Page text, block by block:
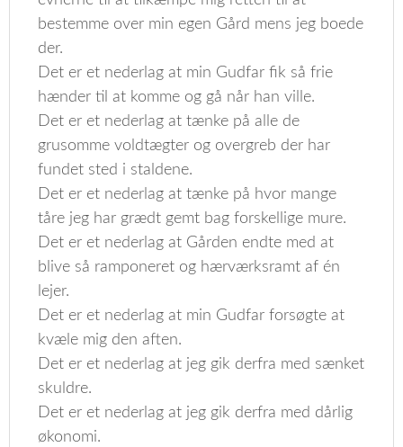
bestemme over min egen Gård mens jeg boede
der.
Det er et nederlag at min Gudfar fik så frie
hænder til at komme og gå når han ville.
Det er et nederlag at tænke på alle de
grusomme voldtægter og overgreb der har
fundet sted i staldene.
Det er et nederlag at tænke på hvor mange
tåre jeg har grædt gemt bag forskellige mure.
Det er et nederlag at Gården endte med at
blive så ramponeret og hærværksramt af én
lejer.
Det er et nederlag at min Gudfar forsøgte at
kvæle mig den aften.
Det er et nederlag at jeg gik derfra med sænket
skuldre.
Det er et nederlag at jeg gik derfra med dårlig
økonomi.